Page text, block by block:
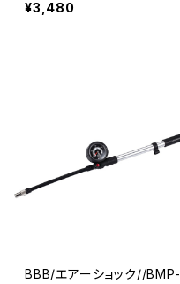
ファイルデザイン
¥3,480
BBB/エアーショック//BMP-